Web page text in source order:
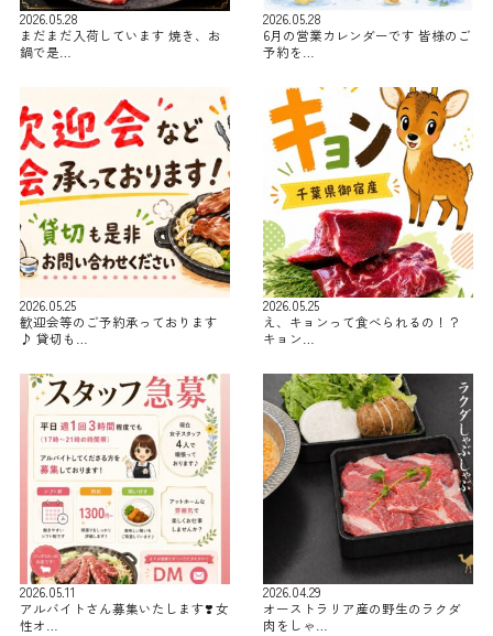
2026.05.28
まだまだ入荷しています 焼き、お
鍋で是…
2026.05.28
6月の営業カレンダーです 皆様のご
予約を…
2026.05.25
歓迎会等のご予約承っております
♪ 貸切も…
2026.05.25
え、キョンって食べられるの！？
キョン…
2026.05.11
アルバイトさん募集いたします❣️ 女
性オ…
2026.04.29
オーストラリア産の野生のラクダ
肉をしゃ…